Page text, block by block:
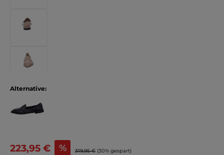
Alternative:
Verkaufspreis:
223,95 € % Regulärer Preis:
319,95 € (30% gespart)